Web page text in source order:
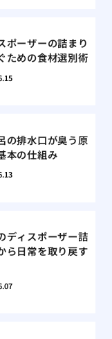
ポーザーの詰まり
ための食材選別術
の排水口が臭う原
本の仕組み
ディスポーザー詰
ら日常を取り戻す